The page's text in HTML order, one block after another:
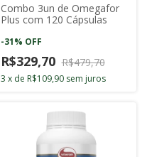
Combo 3un de Omegafor
Plus com 120 Cápsulas
-31% OFF
R$329,70 R$479,70
3 x de R$109,90 sem juros